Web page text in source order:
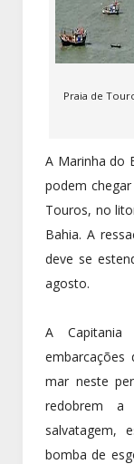
Praia de
A Marinha do
podem
Touros, no
Bahia. A
deve se
agosto.
A
embarcações
mar neste
redobrem
salvatagem,
bomba de